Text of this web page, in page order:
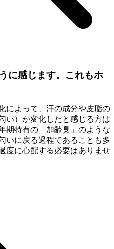
に感じます。これもホ
によって、汗の成分や皮脂の
い）が変化したと感じる方は
期特有の「加齢臭」のような
いに戻る過程であることも多
度に心配する必要はありませ